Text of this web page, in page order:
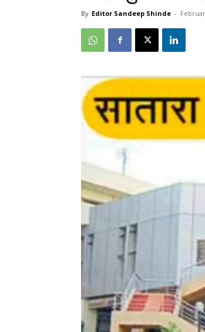
By Editor Sandeep Shinde -